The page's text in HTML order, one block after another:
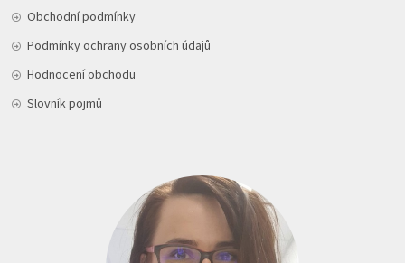
Obchodní podmínky
Podmínky ochrany osobních údajů
Hodnocení obchodu
Slovník pojmů